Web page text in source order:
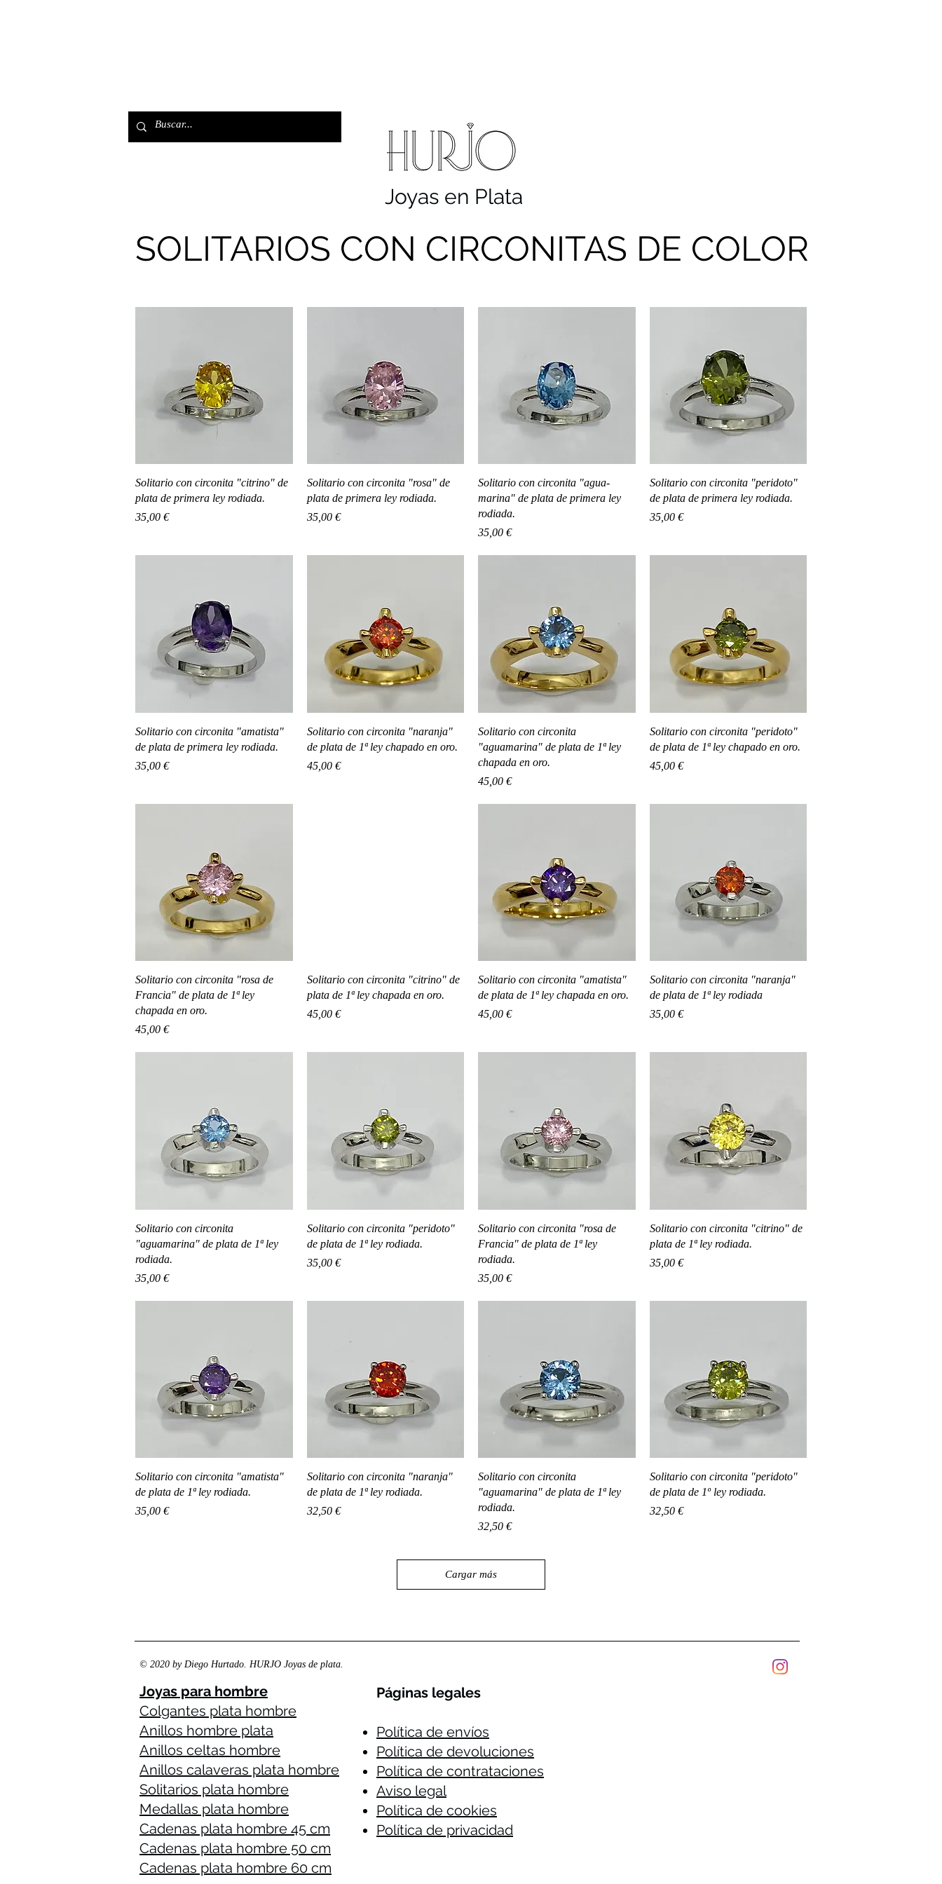
Joyas en Plata
SOLITARIOS CON CIRCONITAS DE COLOR
Vista rápida
Solitario con circonita "citrino" de
plata de primera ley rodiada.
Precio
35,00 €
Vista rápida
Solitario con circonita "rosa" de
plata de primera ley rodiada.
Precio
35,00 €
Vista rápida
Solitario con circonita "agua-
marina" de plata de primera ley
rodiada.
Precio
35,00 €
Vista rápida
Solitario con circonita "peridoto"
de plata de primera ley rodiada.
Precio
35,00 €
Vista rápida
Solitario con circonita "amatista"
de plata de primera ley rodiada.
Precio
35,00 €
Vista rápida
Solitario con circonita "naranja"
de plata de 1ª ley chapado en oro.
Precio
45,00 €
Vista rápida
Solitario con circonita
"aguamarina" de plata de 1ª ley
chapada en oro.
Precio
45,00 €
Vista rápida
Solitario con circonita "peridoto"
de plata de 1ª ley chapado en oro.
Precio
45,00 €
Vista rápida
Solitario con circonita "rosa de
Francia" de plata de 1ª ley
chapada en oro.
Precio
45,00 €
Vista rápida
Solitario con circonita "citrino" de
plata de 1ª ley chapada en oro.
Precio
45,00 €
Vista rápida
Solitario con circonita "amatista"
de plata de 1ª ley chapada en oro.
Precio
45,00 €
Vista rápida
Solitario con circonita "naranja"
de plata de 1ª ley rodiada
Precio
35,00 €
Vista rápida
Solitario con circonita
"aguamarina" de plata de 1ª ley
rodiada.
Precio
35,00 €
Vista rápida
Solitario con circonita "peridoto"
de plata de 1ª ley rodiada.
Precio
35,00 €
Vista rápida
Solitario con circonita "rosa de
Francia" de plata de 1ª ley
rodiada.
Precio
35,00 €
Vista rápida
Solitario con circonita "citrino" de
plata de 1ª ley rodiada.
Precio
35,00 €
Vista rápida
Solitario con circonita "amatista"
de plata de 1ª ley rodiada.
Precio
35,00 €
Vista rápida
Solitario con circonita "naranja"
de plata de 1ª ley rodiada.
Precio
32,50 €
Vista rápida
Solitario con circonita
"aguamarina" de plata de 1ª ley
rodiada.
Precio
32,50 €
Vista rápida
Solitario con circonita "peridoto"
de plata de 1º ley rodiada.
Precio
32,50 €
Cargar más
© 2020 by Diego Hurtado. HURJO Joyas de plata.
Joyas para hombre
Colgantes plata hombre
Anillos hombre plata
Anillos celtas hombre
Anillos calaveras plata hombre
Solitarios plata hombre
Medallas plata hombre
Cadenas plata hombre 45 cm
Cadenas plata hombre 50 cm
Cadenas plata hombre 60 cm
Páginas legales​
Política de envíos
Política de devoluciones
Política de contrataciones
Aviso legal
Política de cookies
Política de privacidad